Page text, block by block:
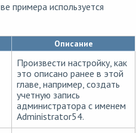
примера используется
Описание
Произвести настройку, как
это описано ранее в этой
главе, например, создать
учетную запись
администратора с именем
Administrator54.